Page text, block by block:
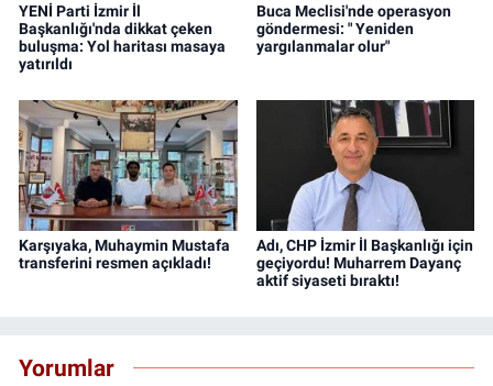
YENİ Parti İzmir İl
Başkanlığı'nda dikkat çeken
buluşma: Yol haritası masaya
yatırıldı
Buca Meclisi'nde operasyon
göndermesi: " Yeniden
yargılanmalar olur"
Karşıyaka, Muhaymin Mustafa
transferini resmen açıkladı!
Adı, CHP İzmir İl Başkanlığı için
geçiyordu! Muharrem Dayanç
aktif siyaseti bıraktı!
Yorumlar